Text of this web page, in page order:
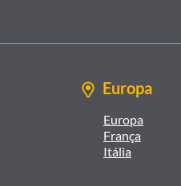
Europa
Europa
França
Itália